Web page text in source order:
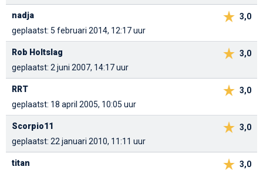
3,0
nadja
geplaatst: 5 februari 2014, 12:17 uur
3,0
Rob Holtslag
geplaatst: 2 juni 2007, 14:17 uur
3,0
RRT
geplaatst: 18 april 2005, 10:05 uur
3,0
Scorpio11
geplaatst: 22 januari 2010, 11:11 uur
3,0
titan